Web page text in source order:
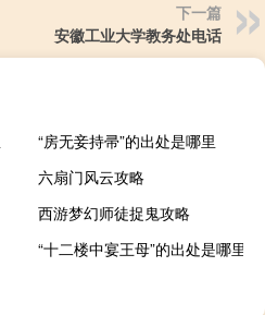
下一篇
安徽工业大学教务处电话
“房无妾持帚”的出处是哪里
六扇门风云攻略
西游梦幻师徒捉鬼攻略
“十二楼中宴王母”的出处是哪里